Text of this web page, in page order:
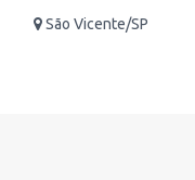
São Vicente/SP